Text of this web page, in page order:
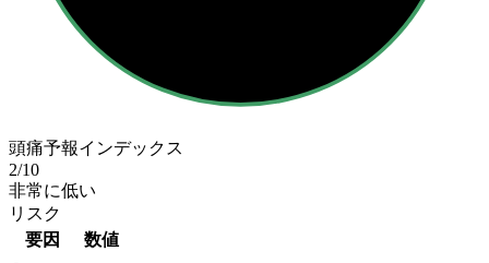
頭痛予報インデックス
2/10
非常に低い
リスク
要因
数値